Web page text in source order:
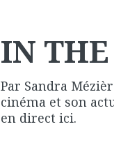
IN
Par Sandra
cinéma et son
en direct ici.